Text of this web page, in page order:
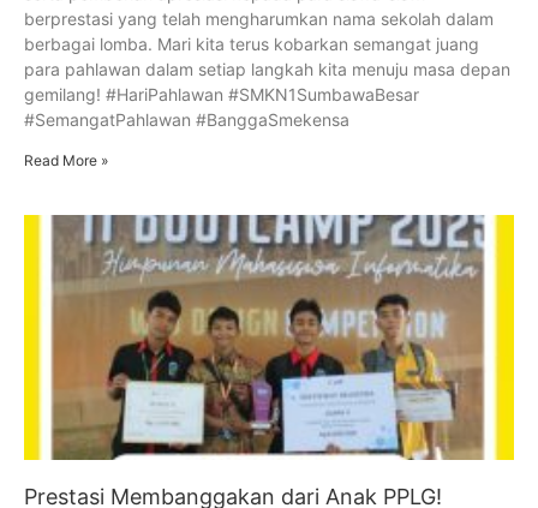
berprestasi yang telah mengharumkan nama sekolah dalam
berbagai lomba. Mari kita terus kobarkan semangat juang
para pahlawan dalam setiap langkah kita menuju masa depan
gemilang! #HariPahlawan #SMKN1SumbawaBesar
#SemangatPahlawan #BanggaSmekensa
Read More »
Prestasi Membanggakan dari Anak PPLG!